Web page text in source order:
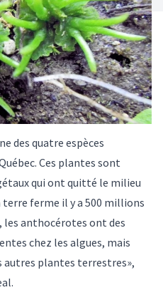
des quatre espèces
Ces plantes sont
qui ont quitté le milieu
ferme il y a 500 millions
les anthocérotes ont des
chez les algues, mais
autres plantes terrestres»,